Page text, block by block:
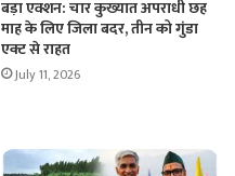
बड़ा एक्शन: चार कुख्यात अपराधी छह
माह के लिए जिला बदर, तीन को गुंडा
एक्ट से राहत
July 11, 2026